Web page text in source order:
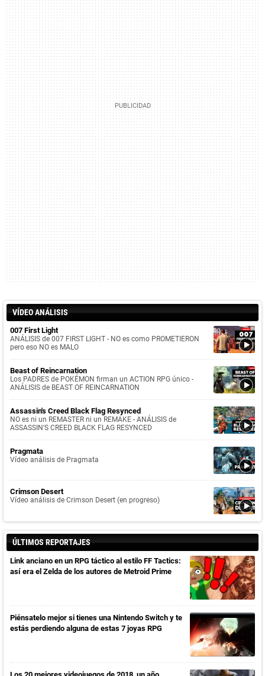
VÍDEO ANÁLISIS
007 First Light
ANÁLISIS de 007 FIRST LIGHT - NO es como PROMETIERON
pero eso NO es MALO
Beast of Reincarnation
Los PADRES de POKÉMON firman un ACTION RPG único -
ANÁLISIS de BEAST OF REINCARNATION
Assassin's Creed Black Flag Resynced
NO es ni un REMASTER ni un REMAKE - ANÁLISIS de
ASSASSIN'S CREED BLACK FLAG RESYNCED
Pragmata
Vídeo análisis de Pragmata
Crimson Desert
Vídeo análisis de Crimson Desert (en progreso)
ÚLTIMOS REPORTAJES
Link anciano en un RPG táctico al estilo FF Tactics:
así era el Zelda de los autores de Metroid Prime
Piénsatelo mejor si tienes una Nintendo Switch y te
estás perdiendo alguna de estas 7 joyas RPG